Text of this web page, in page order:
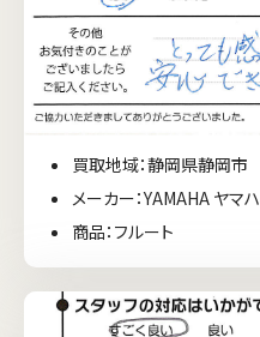
買取地域：静岡県静岡市
メーカー：YAMAHA ヤマハ
商品：フルート